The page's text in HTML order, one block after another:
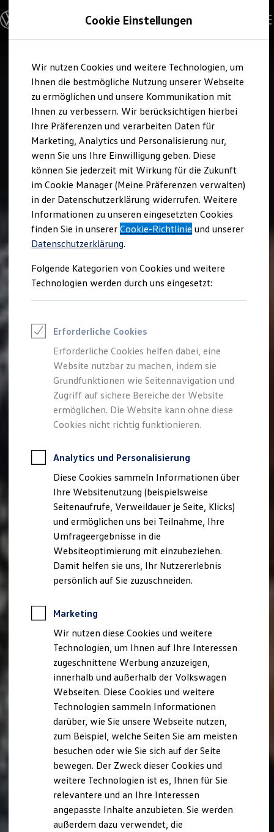
Hauptinhalt
springen
Footer
springen
Modelle und Konfigurator
Konfigurator
Modelle vergleichen
Elektroautos
ENERGY Sondermodelle
Nutzfahrzeuge
SUV und CUV
Familienautos
Kombis
Kompaktwagen
Sportwagen
Schnell verfügbare Fahrzeuge
Angebote und Produkte
Aktuelle Angebote
E-Auto-Förderung
Volkswagen Marktplatz
Die ENERGY Sondermodelle
Junge Gebrauchtwagen und Gebrauchtwagen
Volkswagen Zertifizierte Gebrauchtwagen
Elektromobilität bei Gebrauchtwagen
Saisonangebote
Reifenpakete
Leasing
Leasing-Angebote
Elektroauto Leasing
Kleinwagen-Leasing
Leasing ohne Anzahlung
Finanzierung
Autokredit mit Schlussrate
Versicherungen und Garantien
Kfz-Versicherung
Restschuldversicherungen
Garantien
Professional Class bei Volkswagen
Behörden
Direktkunden
Sonderfahrzeuge
Anpfiff zum Gewinn
Elektromobilität
Elektroautos
ID. Tutorials
Elektrofahrzeugkonzepte
ID. EVERY1
Reichweite
Rekuperation
Laden unterwegs
Laden Zuhause
Ladestationen finden
Ladezeitensimulator
Batterie
Sicherheit
Nachhaltigkeit
Technologie
Kosten und Kauf
Verbrauchskosten
Kaufoptionen
E-Auto-Förderung
Software und Konnektivität
Die ID. Software 6
ID. Software Versionen und Updates
Digitale Extras
Schnittstellen zu Ihrem ID.
Cookie Einstellungen
Wir nutzen Cookies und weitere Technologien, um
Ihnen die bestmögliche Nutzung unserer Webseite
zu ermöglichen und unsere Kommunikation mit
Ihnen zu verbessern. Wir berücksichtigen hierbei
Ihre Präferenzen und verarbeiten Daten für
Marketing, Analytics und Personalisierung nur,
wenn Sie uns Ihre Einwilligung geben. Diese
können Sie jederzeit mit Wirkung für die Zukunft
im Cookie Manager (Meine Präferenzen verwalten)
in der Datenschutzerklärung widerrufen. Weitere
Informationen zu unseren eingesetzten Cookies
finden Sie in unsererCookie-Richtlinie und unserer
Datenschutzerklärung.
Folgende Kategorien von Cookies und weitere
Technologien werden durch uns eingesetzt:
Erforderliche Cookies
Erforderliche Cookies helfen dabei, eine
Website nutzbar zu machen, indem sie
Grundfunktionen wie Seitennavigation und
Zugriff auf sichere Bereiche der Website
ermöglichen. Die Website kann ohne diese
Cookies nicht richtig funktionieren.
Analytics und Personalisierung
Diese Cookies sammeln Informationen über
Ihre Websitenutzung (beispielsweise
Seitenaufrufe, Verweildauer je Seite, Klicks)
und ermöglichen uns bei Teilnahme, Ihre
Umfrageergebnisse in die
Websiteoptimierung mit einzubeziehen.
Damit helfen sie uns, Ihr Nutzererlebnis
persönlich auf Sie zuzuschneiden.
Marketing
Wir nutzen diese Cookies und weitere
Technologien, um Ihnen auf Ihre Interessen
zugeschnittene Werbung anzuzeigen,
innerhalb und außerhalb der Volkswagen
Webseiten. Diese Cookies und weitere
Technologien sammeln Informationen
darüber, wie Sie unsere Webseite nutzen,
zum Beispiel, welche Seiten Sie am meisten
besuchen oder wie Sie sich auf der Seite
bewegen. Der Zweck dieser Cookies und
weitere Technologien ist es, Ihnen für Sie
relevantere und an Ihre Interessen
angepasste Inhalte anzubieten. Sie werden
außerdem dazu verwendet, die